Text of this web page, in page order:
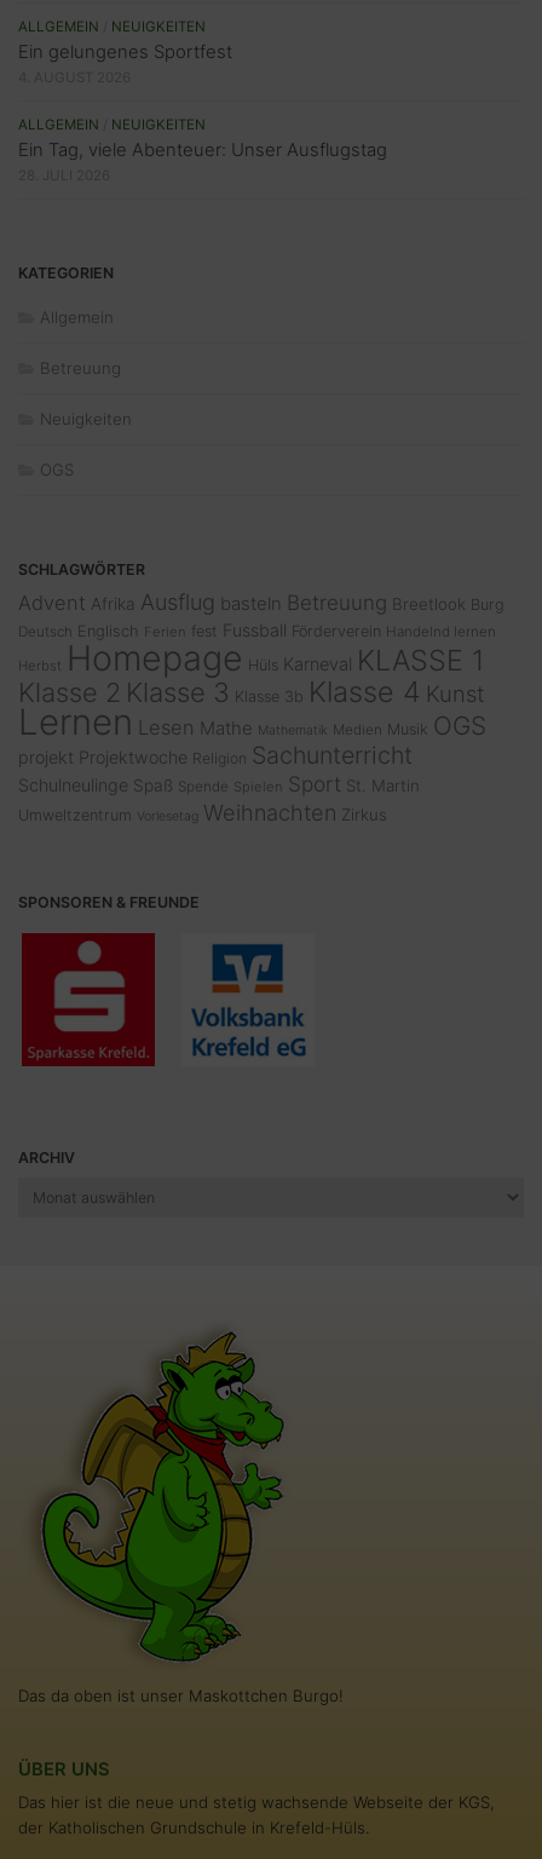
ALLGEMEIN NEUIGKEITEN
Ein gelungenes Sportfest
ALLGEMEIN NEUIGKEITEN
Ein Tag, viele Abenteuer: Unser Ausflugstag
KATEGORIEN
Allgemein
Betreuung
Neuigkeiten
OGS
SCHLAGWÖRTER
Advent Afrika Ausflug basteln Betreuung Breetlook Burg
Deutsch Englisch Ferien fest Fussball Förderverein
Handelnd lernen
Herbst Homepage Hüls Karneval KLASSE 1
Klasse 2 Klasse 3 Klasse 3b Klasse 4 Kunst
Lernen Lesen Mathe Mathematik Medien Musik OGS
projekt Projektwoche Religion Sachunterricht
Schulneulinge Spaß Spende Spielen Sport St. Martin
Umweltzentrum Vorlesetag Weihnachten Zirkus
SPONSOREN & FREUNDE
ARCHIV
Archiv
Das da oben ist unser Maskottchen Burgo!
ÜBER UNS
Das hier ist die neue und stetig wachsende Webseite der KGS,
der Katholischen Grundschule in Krefeld-Hüls.